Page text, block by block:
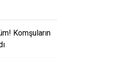
Komşuların